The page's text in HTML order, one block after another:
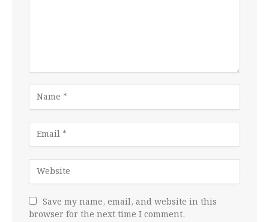
Save my name, email, and website in this
browser for the next time I comment.